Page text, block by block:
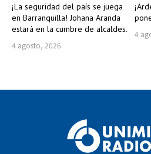
¡La seguridad del país se juega
en Barranquilla! Johana Aranda
estará en la cumbre de alcaldes.
4 agosto, 2026
4